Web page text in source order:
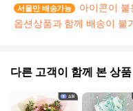
서울만 배송가능
아이콘이
옵션상품과 함께 배송이 불
다른 고객이 함께 본 상품